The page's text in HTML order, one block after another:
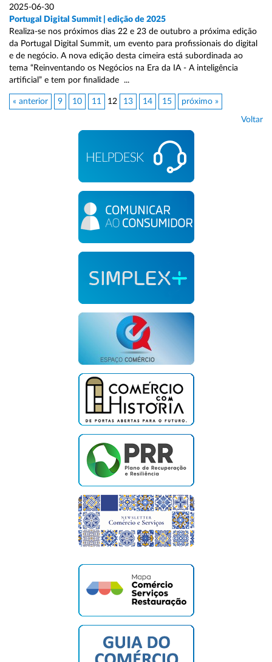
2025-06-30
Portugal Digital Summit | edição de 2025
Realiza-se nos próximos dias 22 e 23 de outubro a próxima edição
da Portugal Digital Summit, um evento para profissionais do digital
e de negócio. A nova edição desta cimeira está subordinada ao
tema “Reinventando os Negócios na Era da IA - A inteligência
artificial” e tem por finalidade ...
« anterior 9 10 11 12 13 14 15 próximo »
Voltar